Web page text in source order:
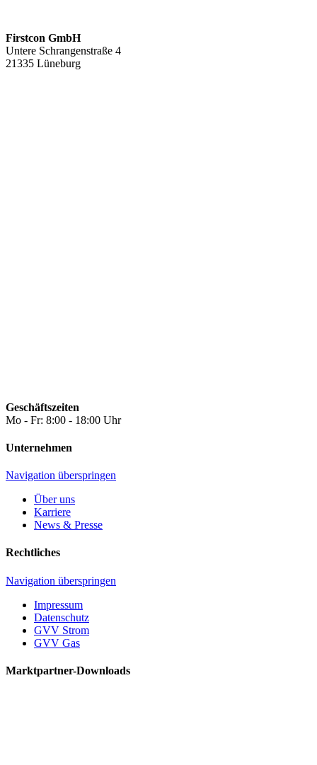
Firstcon GmbH
Untere Schrangenstraße 4
21335 Lüneburg
Geschäftszeiten
Mo - Fr: 8:00 - 18:00 Uhr
Unternehmen
Navigation überspringen
Über uns
Karriere
News & Presse
Rechtliches
Navigation überspringen
Impressum
Datenschutz
GVV Strom
GVV Gas
Marktpartner-Downloads